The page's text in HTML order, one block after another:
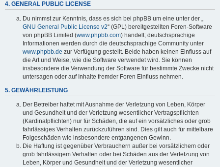
4. GENERAL PUBLIC LICENSE
Du nimmst zur Kenntnis, dass es sich bei phpBB um eine unter der „
GNU General Public License v2“ (GPL) bereitgestellten Foren-Software
von phpBB Limited (www.phpbb.com) handelt; deutschsprachige
Informationen werden durch die deutschsprachige Community unter
www.phpbb.de zur Verfügung gestellt. Beide haben keinen Einfluss auf
die Art und Weise, wie die Software verwendet wird. Sie können
insbesondere die Verwendung der Software für bestimmte Zwecke nicht
untersagen oder auf Inhalte fremder Foren Einfluss nehmen.
5. GEWÄHRLEISTUNG
Der Betreiber haftet mit Ausnahme der Verletzung von Leben, Körper
und Gesundheit und der Verletzung wesentlicher Vertragspflichten
(Kardinalpflichten) nur für Schäden, die auf ein vorsätzliches oder grob
fahrlässiges Verhalten zurückzuführen sind. Dies gilt auch für mittelbare
Folgeschäden wie insbesondere entgangenen Gewinn.
Die Haftung ist gegenüber Verbrauchern außer bei vorsätzlichem oder
grob fahrlässigem Verhalten oder bei Schäden aus der Verletzung von
Leben, Körper und Gesundheit und der Verletzung wesentlicher